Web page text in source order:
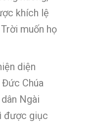
khích lệ
muốn họ
diện
Chúa
Ngài
được giục